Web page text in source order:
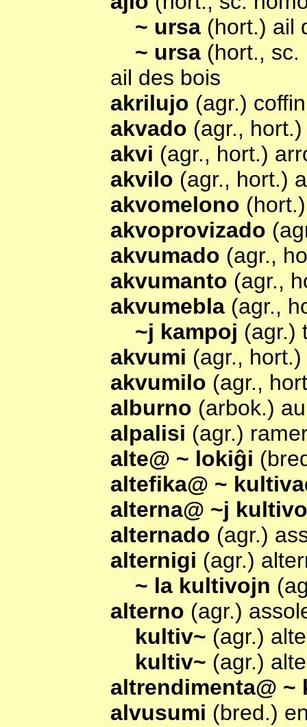
~ ursa (hort.) ail
~ ursa (hort.,
ail des bois
akrilujo (agr.) coffin
akvado (agr.,
akvi (agr., hort.)
akvilo (agr., hort.)
akvomelono
akvoprovizado
akvumado (agr.,
akvumanto (agr.,
akvumebla (agr.,
~j kampoj (agr.)
akvumi (agr.,
akvumilo (agr.,
alburno (arbok.)
alpalisi (agr.)
alte@ ~ lokiĝi
altefika@ ~
alterna@ ~j
alternado (agr.)
alternigi (agr.)
~ la kultivojn
alterno (agr.)
kultiv~ (agr.)
kultiv~ (agr.)
altrendimenta@
alvusumi (bred.)